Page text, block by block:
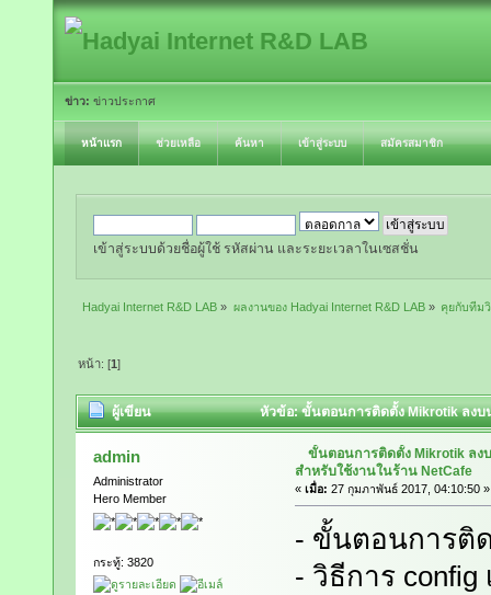
ข่าว: ข่าวประกาศ
หน้าแรก ช่วยเหลือ ค้นหา เข้าสู่ระบบ สมัครสมาชิก
เข้าสู่ระบบด้วยชื่อผู้ใช้ รหัสผ่าน และระยะเวลาในเซสชั่น
Hadyai Internet R&D LAB » ผลงานของ Hadyai Internet R&D LAB» คุยกับทีม
หน้า: [1]
ผู้เขียน หัวข้อ: ขั้นตอนการติดตั้ง Mikrotik ลงบ
admin
Administrator
Hero Member
กระทู้: 3820
ขั้นตอนการติดตั้ง Mikrotik ลง
สำหรับใช้งานในร้าน NetCafe
« เมื่อ: 27 กุมภาพันธ์ 2017, 04:10:50 »
- ขั้นตอนการติด
- วิธีการ